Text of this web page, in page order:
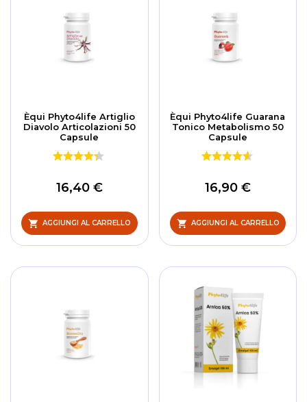
Èqui Phyto4life Artiglio
Diavolo Articolazioni 50
Capsule
16,40 €
AGGIUNGI AL CARRELLO
Èqui Phyto4life Guarana
Tonico Metabolismo 50
Capsule
16,90 €
AGGIUNGI AL CARRELLO